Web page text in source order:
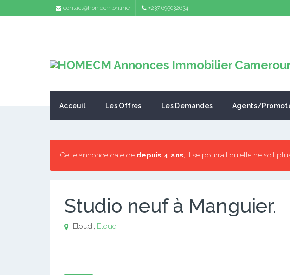
contact@homecm.online +237 695032634
Acceuil Les Offres Les Demandes Agents/
Cette annonce date de depuis 4 ans, il se pourrait qu'elle ne soit
Studio neuf à Manguier.
Etoudi, Etoudi